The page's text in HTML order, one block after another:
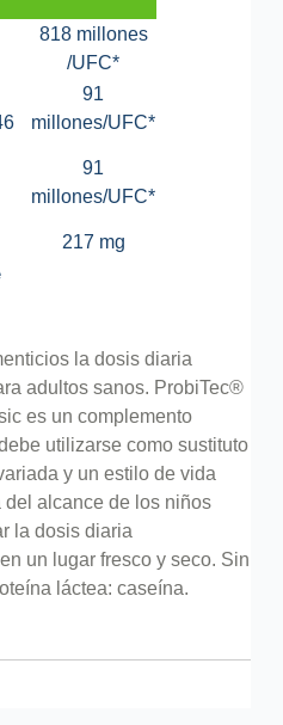
818 millones
/UFC*
91
millones/UFC*
91
millones/UFC*
217 mg
la dosis diaria
adultos sanos. ProbiTec®
es un complemento
utilizarse como sustituto
y un estilo de vida
del alcance de los niños
la dosis diaria
un lugar fresco y seco. Sin
láctea: caseína.